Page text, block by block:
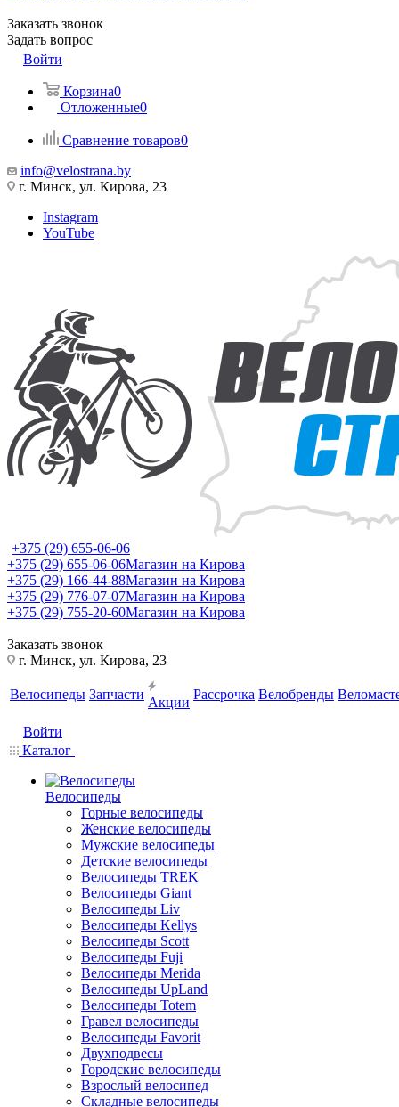
Заказать звонок
Задать вопрос
Войти
Корзина0
Отложенные0
Сравнение товаров0
info@velostrana.by
г. Минск, ул. Кирова, 23
Instagram
YouTube
+375 (29) 655-06-06
+375 (29) 655-06-06Магазин на Кирова
+375 (29) 166-44-88Магазин на Кирова
+375 (29) 776-07-07Магазин на Кирова
+375 (29) 755-20-60Магазин на Кирова
Заказать звонок
г. Минск, ул. Кирова, 23
Велосипеды Запчасти
Акции
Рассрочка Велобренды
Войти
Каталог
Велосипеды
Горные велосипеды
Женские велосипеды
Мужские велосипеды
Детские велосипеды
Велосипеды TREK
Велосипеды Giant
Велосипеды Liv
Велосипеды Kellys
Велосипеды Scott
Велосипеды Fuji
Велосипеды Merida
Велосипеды UpLand
Велосипеды Totem
Гравел велосипеды
Велосипеды Favorit
Двухподвесы
Городские велосипеды
Взрослый велосипед
Складные велосипеды